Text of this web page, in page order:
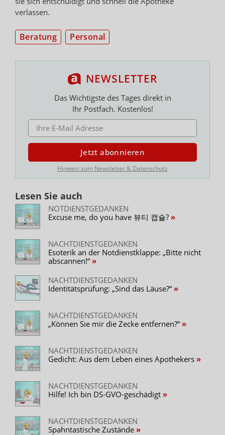
verlassen.
Beratung Personal
NEWSLETTER
Das Wichtigste des Tages direkt in
Ihr Postfach. Kostenlos!
E-MAIL ADRESSE
Jetzt abonnieren
Hinweis zum Newsletter & Datenschutz
Lesen Sie auch
NOTDIENSTGEDANKEN
Excuse me, do you have 뷰티 캡슐?
NACHTDIENSTGEDANKEN
Esoterik an der Notdienstklappe: „Bitte nicht
abscannen!“
NACHTDIENSTGEDANKEN
Identitätsprüfung: „Sind das Läuse?“
NACHTDIENSTGEDANKEN
„Können Sie mir die Zecke entfernen?“
NACHTDIENSTGEDANKEN
Gedicht: Aus dem Leben eines Apothekers
NACHTDIENSTGEDANKEN
Hilfe! Ich bin DS-GVO-geschädigt
NACHTDIENSTGEDANKEN
Spahntastische Zustände